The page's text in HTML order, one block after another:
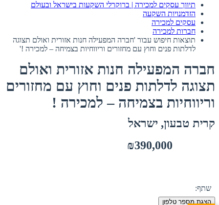
תיווך עסקים למכירה | ברוקרלי השקעות בישראל ובעולם
הזדמנויות השקעה
עסקים למכירה
חברות למכירה
תוצאות חיפוש עבור 'חברה המפעילה חנות אזורית ואולם תצוגה
לדלתות פנים וחוץ עם מחזורים וריווחיות בצמיחה – למכירה !'
חברה המפעילה חנות אזורית ואולם
תצוגה לדלתות פנים וחוץ עם מחזורים
וריווחיות בצמיחה – למכירה !
קרית טבעון, ישראל
₪390,000
שתף:
הצגת מספר טלפון